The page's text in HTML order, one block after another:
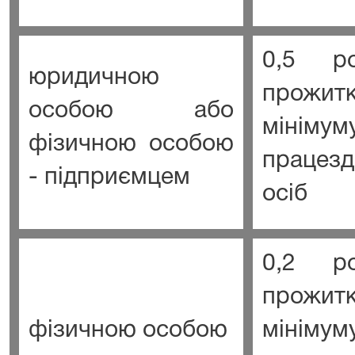
юридичною
особою або
фізичною особою
- підприємцем
0,5
осіб
фізичною особою
0,2